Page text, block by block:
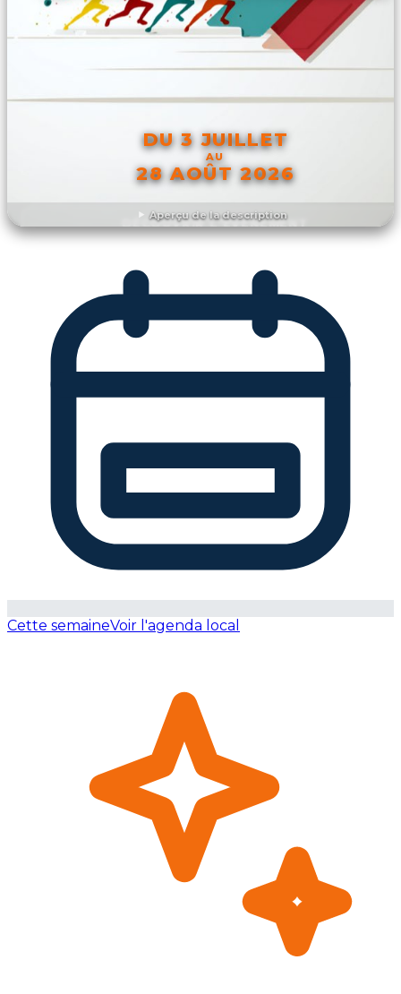
Aperçu de la description
DU 3 JUILLET
AU
28 AOÛT 2026
DÉCOUVRIR L'ÉVÉNEMENT
Cette semaineVoir l'agenda local